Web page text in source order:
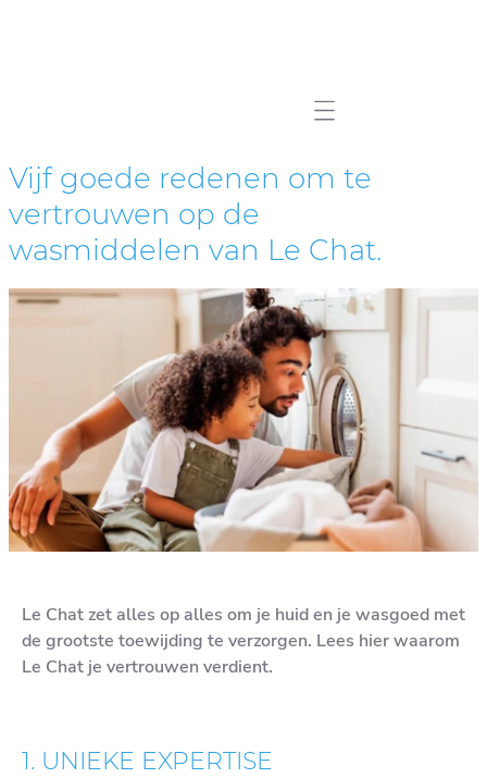
Mobile navigation
Vijf goede redenen om te
vertrouwen op de
wasmiddelen van Le Chat.
Le Chat zet alles op alles om je huid en je wasgoed met
de grootste toewijding te verzorgen. Lees hier waarom
Le Chat je vertrouwen verdient.
1. UNIEKE EXPERTISE